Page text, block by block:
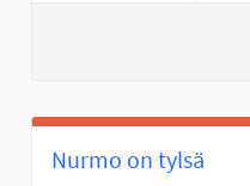
Nurmo on tylsä